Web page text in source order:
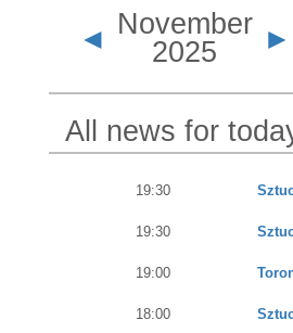
◄ November
2025
►
All news for
19:30
19:30
19:00
18:00